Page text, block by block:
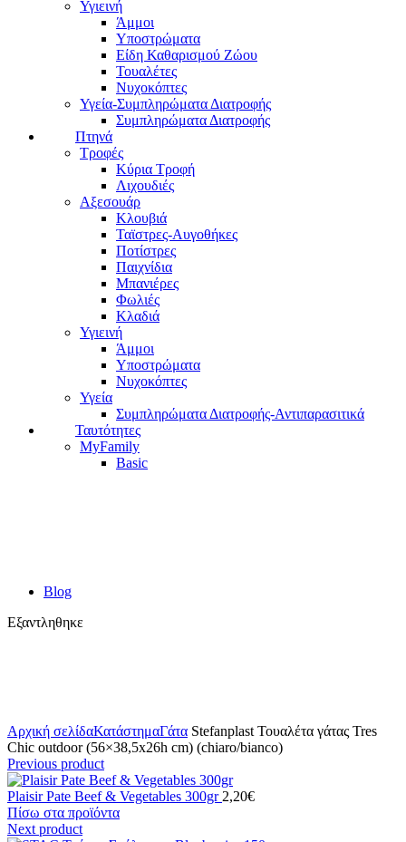
Υγιεινή
Άμμοι
Υποστρώματα
Είδη Καθαρισμού Ζώου
Τουαλέτες
Νυχοκόπτες
Υγεία-Συμπληρώματα Διατροφής
Συμπληρώματα Διατροφής
Πτηνά
Τροφές
Κύρια Τροφή
Λιχουδιές
Αξεσουάρ
Κλουβιά
Ταϊστρες-Αυγοθήκες
Ποτίστρες
Παιχνίδια
Μπανιέρες
Φωλιές
Κλαδιά
Υγιεινή
Άμμοι
Υποστρώματα
Νυχοκόπτες
Υγεία
Συμπληρώματα Διατροφής-Αντιπαρασιτικά
Ταυτότητες
MyFamily
Basic
Blog
Εξαντληθηκε
Αρχική σελίδαΚατάστημαΓάτα Stefanplast Τουαλέτα γάτας Tres
Chic outdoor (56×38,5x26h cm) (chiaro/bianco)
Previous product
Plaisir Pate Beef & Vegetables 300gr 2,20€
Πίσω στα προϊόντα
Next product